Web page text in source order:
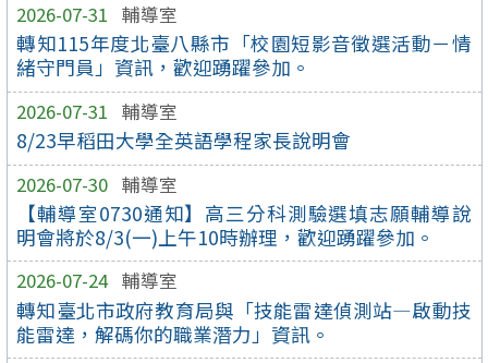
2026-07-31 輔導室
轉知115年度北臺八縣市「校園短影音徵選活動－情
緒守門員」資訊，歡迎踴躍參加。
2026-07-31 輔導室
8/23早稻田大學全英語學程家長說明會
2026-07-30 輔導室
【輔導室0730通知】高三分科測驗選填志願輔導說
明會將於8/3(一)上午10時辦理，歡迎踴躍參加。
2026-07-24 輔導室
轉知臺北市政府教育局與「技能雷達偵測站—啟動技
能雷達，解碼你的職業潛力」資訊。